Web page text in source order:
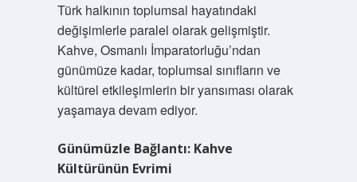
Türk halkının toplumsal hayatındaki
değişimlerle paralel olarak gelişmiştir.
Kahve, Osmanlı İmparatorluğu’ndan
günümüze kadar, toplumsal sınıfların ve
kültürel etkileşimlerin bir yansıması olarak
yaşamaya devam ediyor.
Günümüzle Bağlantı: Kahve
Kültürünün Evrimi